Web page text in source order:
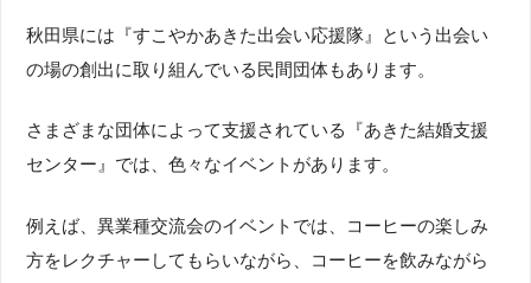
秋田県には『すこやかあきた出会い応援隊』という出会い
の場の創出に取り組んでいる民間団体もあります。
さまざまな団体によって支援されている『あきた結婚支援
センター』では、色々なイベントがあります。
例えば、異業種交流会のイベントでは、コーヒーの楽しみ
方をレクチャーしてもらいながら、コーヒーを飲みながら